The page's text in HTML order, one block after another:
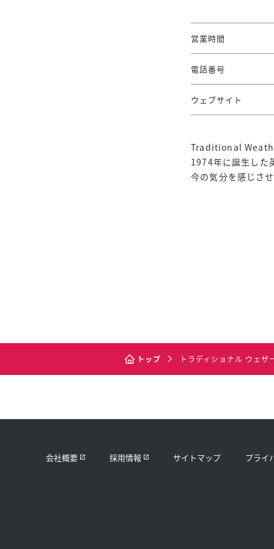
営業時間
電話番号
ウェブサイト
Traditional
1974年に誕生した
今の気分を感じさ
トップ トラディショナル ウェザ
会社概要 採用情報 サイトマップ プライ